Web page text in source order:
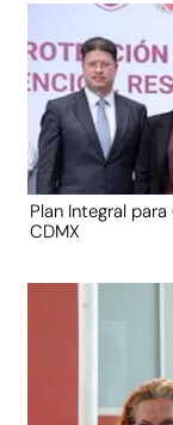
Plan Integral
CDMX